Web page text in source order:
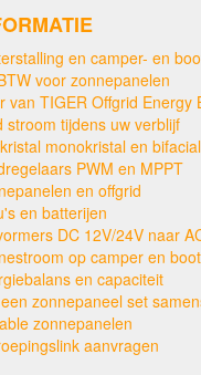
en camper- en
voor zonnepanelen
van TIGER Offgrid Energy
stroom tijdens uw verblijf
monokristal en bifacial
PWM en MPPT
en offgrid
en batterijen
DC 12V/24V naar
op camper en boot
en capaciteit
zonnepaneel set
zonnepanelen
aanvragen